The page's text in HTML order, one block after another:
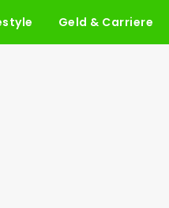
Geld & Carriere